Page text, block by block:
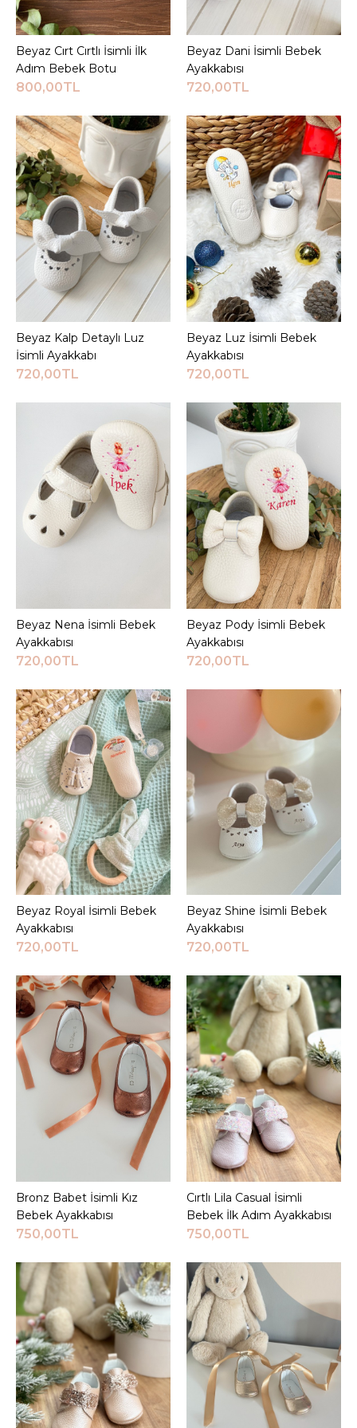
JEEYMI BABY
Beyaz Cırt Cırtlı İsimli İlk
Adım Bebek Botu
Sepete Ekle
KARŞILAŞTIRMA LISTESINE EKLE
ALIŞVERIŞ LISTESINE EKLE
JEEYMI BABY
Beyaz Dani İsimli Bebek
Ayakkabısı
720,00TL
KARŞILAŞTIRMA LISTESINE EKLE
ALIŞVERIŞ LISTESINE EKLE
JEEYMI BABY
Beyaz Kalp Detaylı Luz
İsimli Ayakkabı
720,00TL
Sepete Ekle
KARŞILAŞTIRMA LISTESINE EKLE
JEEYMI BABY
Beyaz Luz İsimli Bebek
720,00TL
Sepete Ekle
KARŞILAŞTIRMA LISTESINE EKLE
ALIŞVERIŞ LISTESINE EKLE
JEEYMI BABY
Beyaz Nena İsimli Bebek
Ayakkabısı
720,00TL
Sepete Ekle
KARŞILAŞTIRMA LISTESINE EKLE
ALIŞVERIŞ LISTESINE EKLE
JEEYMI BABY
Beyaz Pody İsimli Bebek
720,00TL
Sepete Ekle
KARŞILAŞTIRMA LISTESINE EKLE
ALIŞVERIŞ LISTESINE EKLE
JEEYMI BABY
Beyaz Royal İsimli Bebek
Ayakkabısı
Sepete Ekle
Beyaz Cırt Cırtlı İsimli İlk
Adım Bebek Botu
800,00TL
Sepete Ekle
Beyaz Dani İsimli Bebek
Ayakkabısı
720,00TL
Sepete Ekle
Beyaz Kalp Detaylı Luz
İsimli Ayakkabı
720,00TL
Sepete Ekle
Beyaz Luz İsimli Bebek
Ayakkabısı
720,00TL
Sepete Ekle
Beyaz Nena İsimli Bebek
Ayakkabısı
720,00TL
Sepete Ekle
Beyaz Pody İsimli Bebek
Ayakkabısı
720,00TL
Sepete Ekle
Beyaz Royal İsimli Bebek
Ayakkabısı
720,00TL
Sepete Ekle
Beyaz Shine İsimli Bebek
Ayakkabısı
720,00TL
Sepete Ekle
Bronz Babet İsimli Kız
Bebek Ayakkabısı
750,00TL
Sepete Ekle
Cırtlı Lila Casual İsimli
Bebek İlk Adım Ayakkabısı
750,00TL